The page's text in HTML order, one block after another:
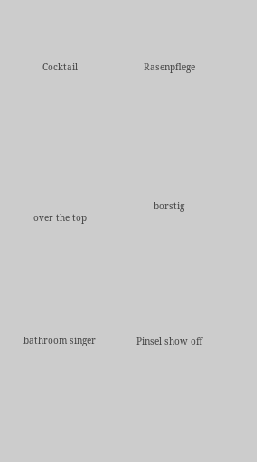
Cocktail Rasenpflege
over the top
borstig
bathroom singer Pinsel show off